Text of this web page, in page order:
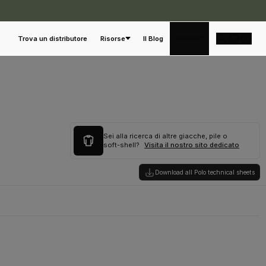
Trova un distributore Risorse Il Blog
Sei alla ricerca di altre giacche, pile o
soft-shell?
Visita il nostro sito dedicato
Download all Polo technical sheets